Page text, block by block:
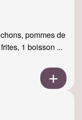
pommes de
1 boisson ...